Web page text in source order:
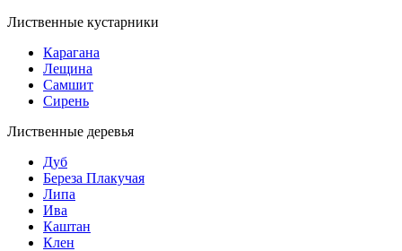
Лиственные кустарники
Карагана
Лещина
Самшит
Сирень
Лиственные деревья
Дуб
Береза Плакучая
Липа
Ива
Каштан
Клен